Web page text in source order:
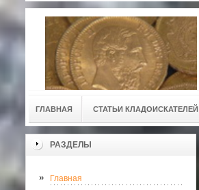
ГЛАВНАЯ СТАТЬИ КЛАДОИСКАТЕЛЕЙ
РАЗДЕЛЫ
Главная